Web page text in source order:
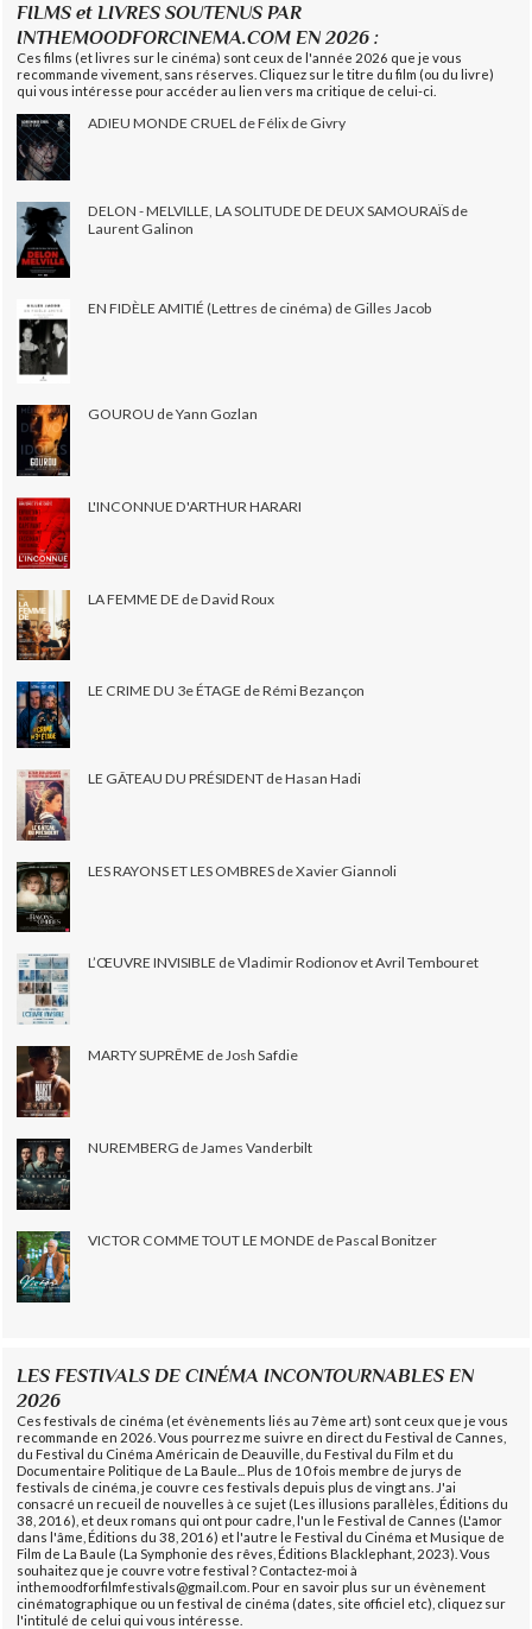
FILMS et LIVRES SOUTENUS PAR
INTHEMOODFORCINEMA.COM EN 2026 :
Ces films (et livres sur le cinéma) sont ceux de l'année 2026 que je vous
recommande vivement, sans réserves. Cliquez sur le titre du film (ou du livre)
qui vous intéresse pour accéder au lien vers ma critique de celui-ci.
ADIEU MONDE CRUEL de Félix de Givry
DELON - MELVILLE, LA SOLITUDE DE DEUX SAMOURAÏS de
Laurent Galinon
EN FIDÈLE AMITIÉ (Lettres de cinéma) de Gilles Jacob
GOUROU de Yann Gozlan
L'INCONNUE D'ARTHUR HARARI
LA FEMME DE de David Roux
LE CRIME DU 3e ÉTAGE de Rémi Bezançon
LE GÂTEAU DU PRÉSIDENT de Hasan Hadi
LES RAYONS ET LES OMBRES de Xavier Giannoli
L’ŒUVRE INVISIBLE de Vladimir Rodionov et Avril Tembouret
MARTY SUPRÊME de Josh Safdie
NUREMBERG de James Vanderbilt
VICTOR COMME TOUT LE MONDE de Pascal Bonitzer
LES FESTIVALS DE CINÉMA INCONTOURNABLES EN
2026
Ces festivals de cinéma (et évènements liés au 7ème art) sont ceux que je vous
recommande en 2026. Vous pourrez me suivre en direct du Festival de Cannes,
du Festival du Cinéma Américain de Deauville, du Festival du Film et du
Documentaire Politique de La Baule... Plus de 10 fois membre de jurys de
festivals de cinéma, je couvre ces festivals depuis plus de vingt ans. J'ai
consacré un recueil de nouvelles à ce sujet (Les illusions parallèles, Éditions du
38, 2016), et deux romans qui ont pour cadre, l'un le Festival de Cannes (L'amor
dans l'âme, Éditions du 38, 2016) et l'autre le Festival du Cinéma et Musique de
Film de La Baule (La Symphonie des rêves, Éditions Blacklephant, 2023). Vous
souhaitez que je couvre votre festival ? Contactez-moi à
inthemoodforfilmfestivals@gmail.com. Pour en savoir plus sur un évènement
cinématographique ou un festival de cinéma (dates, site officiel etc), cliquez sur
l'intitulé de celui qui vous intéresse.